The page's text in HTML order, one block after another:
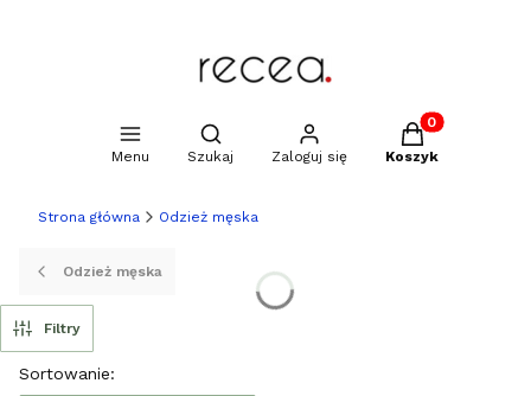
Menu
Otwórz wyszukiwarkę
Szukaj Zaloguj się
Produkty w
Koszyk
Strona główna Odzież męska
Odzież męska
Filtry
Lista produktów
Sortowanie: